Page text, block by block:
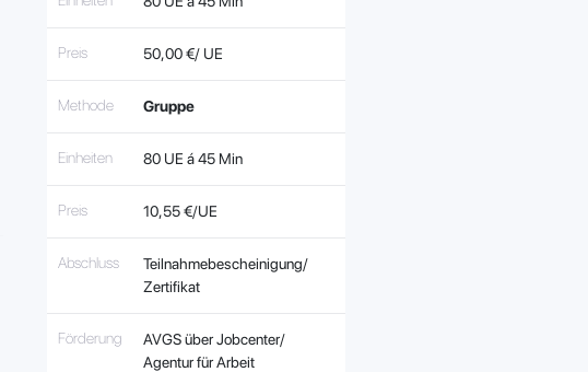
Preis 50,00 €/ UE
Methode Gruppe
Einheiten 80 UE á 45 Min
Preis 10,55 €/UE
Abschluss
Teilnahmebescheinigung/
Zertifikat
Förderung
AVGS über Jobcenter/
Agentur für Arbeit